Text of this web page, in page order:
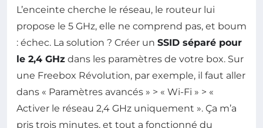
L’enceinte cherche le réseau, le routeur lui
propose le 5 GHz, elle ne comprend pas, et boum
: échec. La solution ? Créer un SSID séparé pour
le 2,4 GHz dans les paramètres de votre box. Sur
une Freebox Révolution, par exemple, il faut aller
dans « Paramètres avancés » > « Wi-Fi » > «
Activer le réseau 2,4 GHz uniquement ». Ça m’a
pris trois minutes, et tout a fonctionné du